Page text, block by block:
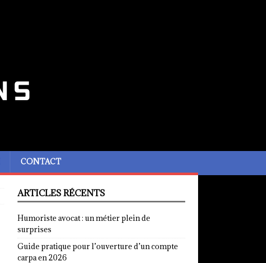
CONTACT
ARTICLES RÉCENTS
Humoriste avocat : un métier plein de
surprises
Guide pratique pour l’ouverture d’un compte
carpa en 2026